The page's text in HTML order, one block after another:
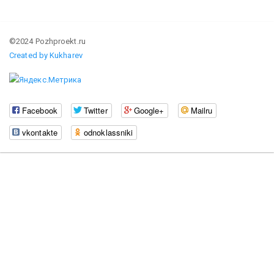
©2024 Pozhproekt.ru
Created by Kukharev
Facebook Twitter Google+
Mailru
vkontakte
odnoklassniki